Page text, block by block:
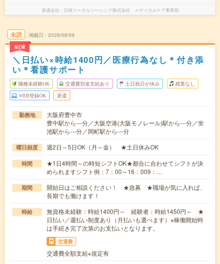
派遣会社 日研トータルソーシング株式会社 メディカルケア事業部
未読
NEW
掲載日 2026/08/09
＼日払い×時給1400円／医療行為なし＊付き添
い＊看護サポート
職種未経験OK 交通費別途支給あり 土日祝日が休み 残業なし
WEB登録OK 派遣
勤務地
大阪府豊中市
豊中駅から---分／大阪空港(大阪モノレール)駅から---分／蛍
池駅から---分／岡町駅から---分
曜日頻度 週2日～5日OK（月～金） ★土日休みOK
時間
★1日4時間～の時短シフトOK★都合に合わせてシフトが決
められますシフト例：7：00～16：009：…
期間
開始日はご相談ください！ ★急募 ★職場が気に入れば、
長期でも働けます！
時給
無資格未経験：時給1400円～ 経験者：時給1450円～ ★
日払い／週払い制度あり（月払いも選べます）※稼働開始時
は手続き完了次第のお支払いとなります。
交通費
交通費全額支給※規定有